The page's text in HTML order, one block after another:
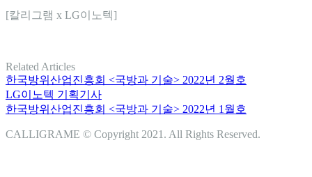
[칼리그램 x LG이노텍]
Related Articles
한국방위산업진흥회 <국방과 기술> 2022년 2월호
LG이노텍 기획기사
한국방위산업진흥회 <국방과 기술> 2022년 1월호
CALLIGRAME © Copyright 2021. All Rights Reserved.